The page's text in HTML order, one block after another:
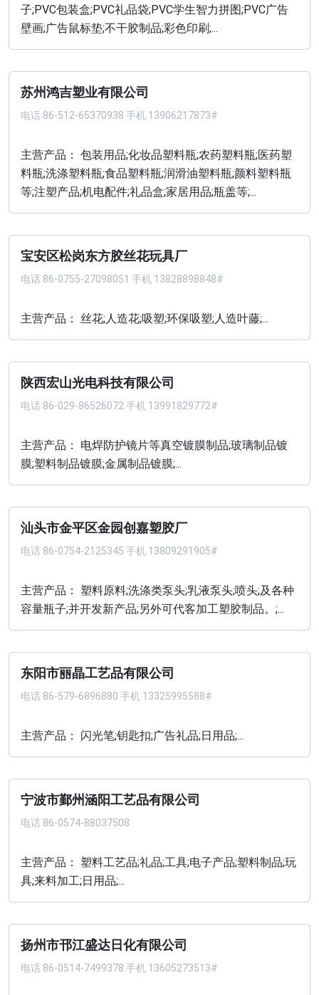
子;PVC包装盒;PVC礼品袋;PVC学生智力拼图;PVC广告
壁画;广告鼠标垫;不干胶制品;彩色印刷;...
苏州鸿吉塑业有限公司
电话 86-512-65370938 手机 13906217873#
主营产品： 包装用品;化妆品塑料瓶;农药塑料瓶;医药塑
料瓶;洗涤塑料瓶;食品塑料瓶;润滑油塑料瓶;颜料塑料瓶
等;注塑产品;机电配件;礼品盒;家居用品;瓶盖等;...
宝安区松岗东方胶丝花玩具厂
电话 86-0755-27098051 手机 13828898848#
主营产品： 丝花;人造花;吸塑;环保吸塑;人造叶藤;...
陕西宏山光电科技有限公司
电话 86-029-86526072 手机 13991829772#
主营产品： 电焊防护镜片等真空镀膜制品;玻璃制品镀
膜;塑料制品镀膜;金属制品镀膜;...
汕头市金平区金园创嘉塑胶厂
电话 86-0754-2125345 手机 13809291905#
主营产品： 塑料原料;洗涤类泵头;乳液泵头;喷头;及各种
容量瓶子;并开发新产品;另外可代客加工塑胶制品。;...
东阳市丽晶工艺品有限公司
电话 86-579-6896880 手机 13325995588#
主营产品： 闪光笔;钥匙扣;广告礼品;日用品;...
宁波市鄞州涵阳工艺品有限公司
电话 86-0574-88037508
主营产品： 塑料工艺品;礼品;工具;电子产品;塑料制品;玩
具;来料加工;日用品;...
扬州市邗江盛达日化有限公司
电话 86-0514-7499378 手机 13605273513#